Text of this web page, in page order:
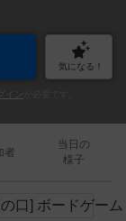
気になる！
イン
者
当日の
様子